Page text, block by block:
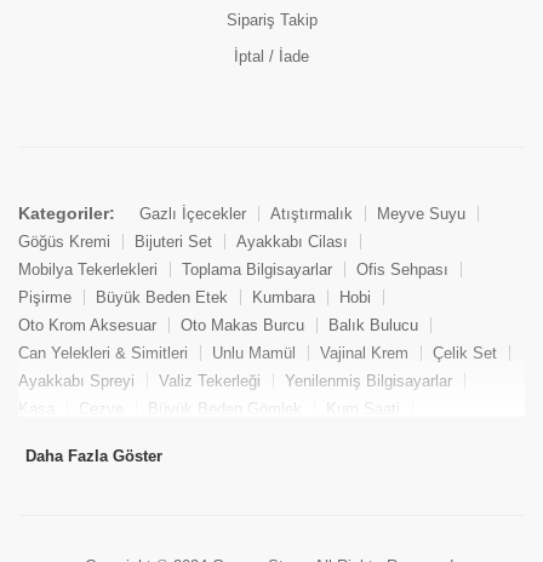
Sipariş Takip
İptal / İade
Kategoriler: Gazlı İçecekler Atıştırmalık
Meyve Suyu
Göğüs Kremi
Bijuteri Set
Ayakkabı Cilası
Mobilya Tekerlekleri
Toplama Bilgisayarlar
Ofis Sehpası
Pişirme
Büyük Beden Etek Kumbara
Hobi
Oto Krom Aksesuar
Oto Makas Burcu
Balık Bulucu
Can Yelekleri & Simitleri
Unlu Mamül Vajinal Krem
Çelik Set
Ayakkabı Spreyi
Valiz Tekerleği
Yenilenmiş Bilgisayarlar
Kasa
Cezve Büyük Beden Gömlek
Kum Saati
Tekne Bağlama & Demirleme
Daha Fazla Göster